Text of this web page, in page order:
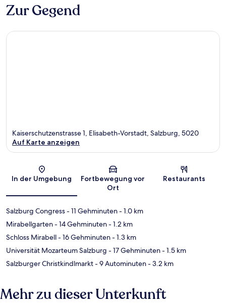
Zur Gegend
Karte
Kaiserschutzenstrasse 1, Elisabeth-Vorstadt, Salzburg, 5020
Auf Karte anzeigen
In der Umgebung
Fortbewegung vor
Ort
Restaurants
Salzburg Congress- 11 Gehminuten- 1.0 km
Mirabellgarten- 14 Gehminuten- 1.2 km
Schloss Mirabell- 16 Gehminuten- 1.3 km
Universität Mozarteum Salzburg - 17 Gehminuten- 1.5 km
Salzburger Christkindlmarkt- 9 Autominuten- 3.2 km
Mehr zu dieser Unterkunft